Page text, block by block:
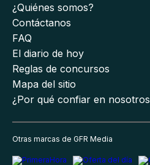
¿Quiénes somos?
Contáctanos
FAQ
El diario de hoy
Reglas de concursos
Mapa del sitio
¿Por qué confiar en
Otras marcas de GFR Media